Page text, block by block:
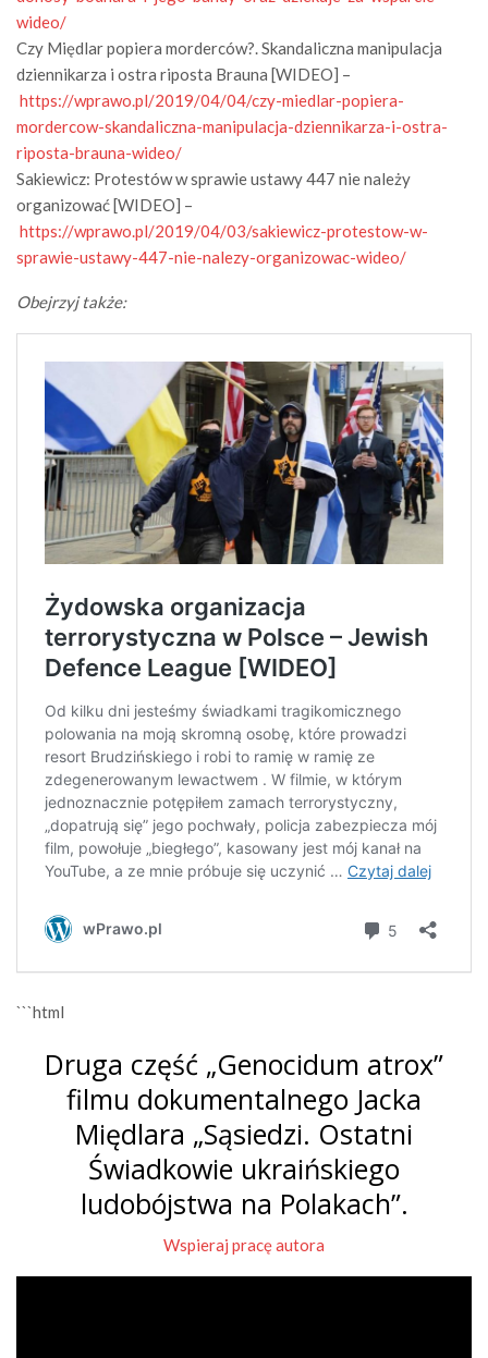
wideo/
Czy Międlar popiera morderców?. Skandaliczna manipulacja
dziennikarza i ostra riposta Brauna [WIDEO] –
https://wprawo.pl/2019/04/04/czy-miedlar-popiera-
mordercow-skandaliczna-manipulacja-dziennikarza-i-ostra-
riposta-brauna-wideo/
Sakiewicz: Protestów w sprawie ustawy 447 nie należy
organizować [WIDEO] –
https://wprawo.pl/2019/04/03/sakiewicz-protestow-w-
sprawie-ustawy-447-nie-nalezy-organizowac-wideo/
Obejrzyj także:
```html
Druga część „Genocidum atrox”
filmu dokumentalnego Jacka
Międlara „Sąsiedzi. Ostatni
Świadkowie ukraińskiego
ludobójstwa na Polakach”.
Wspieraj pracę autora